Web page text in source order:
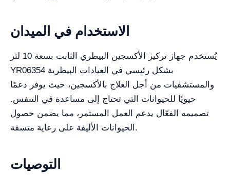
الاستخدام في الميدان
يُستخدم جهاز تركيز الأكسجين البيطري الثابت بسعة 10 لتر
YR06354 بشكل رئيسي في العيادات البيطرية
والمستشفيات من أجل العلاج بالأكسجين، حيث يوفر دعمًا
حيويًا للحيوانات التي تحتاج إلى مساعدة في التنفس.
تصميمه الفعّال يدعم العمل المستمر، مما يضمن حصول
الحيوانات الأليفة على رعاية متسقة.
التوصيات